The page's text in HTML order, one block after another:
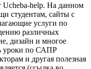
help. На данном
студентам, сайты с
услуги по
различных
дизайн и многое
уроки по САПР
и другая полезная